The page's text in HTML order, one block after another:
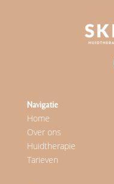
Navigatie
Home
Over ons
Huidtherapie
Tarieven